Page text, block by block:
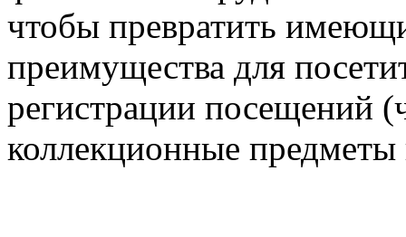
чтобы превратить
преимущества для
регистрации посещений
коллекционные